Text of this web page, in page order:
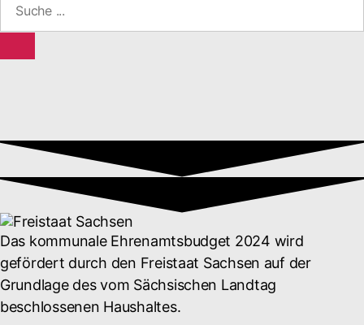
Das kommunale Ehrenamtsbudget 2024 wird
gefördert durch den Freistaat Sachsen auf der
Grundlage des vom Sächsischen Landtag
beschlossenen Haushaltes.